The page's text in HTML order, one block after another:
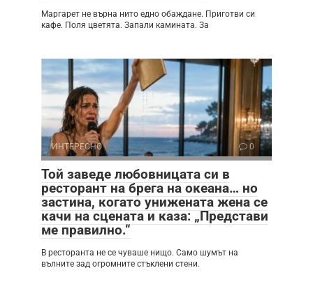
Маргарет не върна нито едно обаждане. Приготви си
кафе. Поля цветята. Запали камината. За
ИНТЕРЕСНО 0
Той заведе любовницата си в
ресторант на брега на океана… но
застина, когато унижената жена се
качи на сцената и каза: „Представи
ме правилно.“
В ресторанта не се чуваше нищо. Само шумът на
вълните зад огромните стъклени стени.